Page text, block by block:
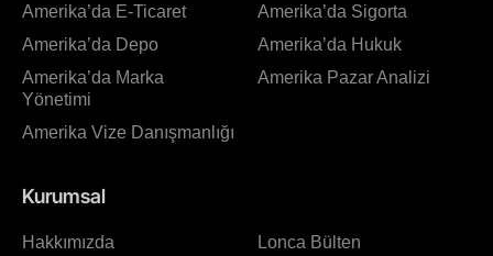
Amerika’da E-Ticaret
Amerika’da Depo
Amerika’da Marka
Yönetimi
Amerika Vize Danışmanlığı
Amerika’da Sigorta
Amerika’da Hukuk
Amerika Pazar Analizi
Kurumsal
Hakkımızda
Lonca Bülten